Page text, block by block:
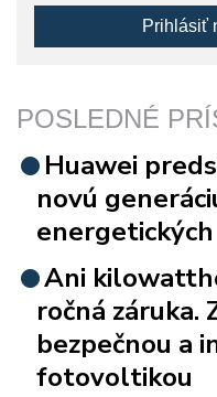
Prihlásiť
POSLEDNÉ
Huawei
novú
Ani
ročná záruka.
bezpečnou a
fotovoltikou